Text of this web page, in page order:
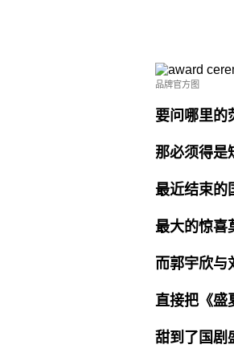
品牌官方图
要问哪里的
那必须得是
最近结束的
最大的惊喜
而郭宇欣与
直接把《盛
甜到了国剧